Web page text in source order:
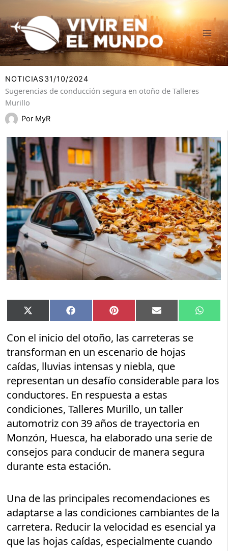
al
contenido
NOTICIAS31/10/2024
Sugerencias de conducción segura en otoño de Talleres
Murillo
Por MyR
Compartir
en
X
(Twitter)
Compartir
en
Facebook Compartir
en
Pinterest Compartir
en
Email
en
Con el inicio del otoño, las carreteras se
transforman en un escenario de hojas
caídas, lluvias intensas y niebla, que
representan un desafío considerable para los
conductores. En respuesta a estas
condiciones, Talleres Murillo, un taller
automotriz con 39 años de trayectoria en
Monzón, Huesca, ha elaborado una serie de
consejos para conducir de manera segura
durante esta estación.
Una de las principales recomendaciones es
adaptarse a las condiciones cambiantes de la
carretera. Reducir la velocidad es esencial ya
que las hojas caídas, especialmente cuando